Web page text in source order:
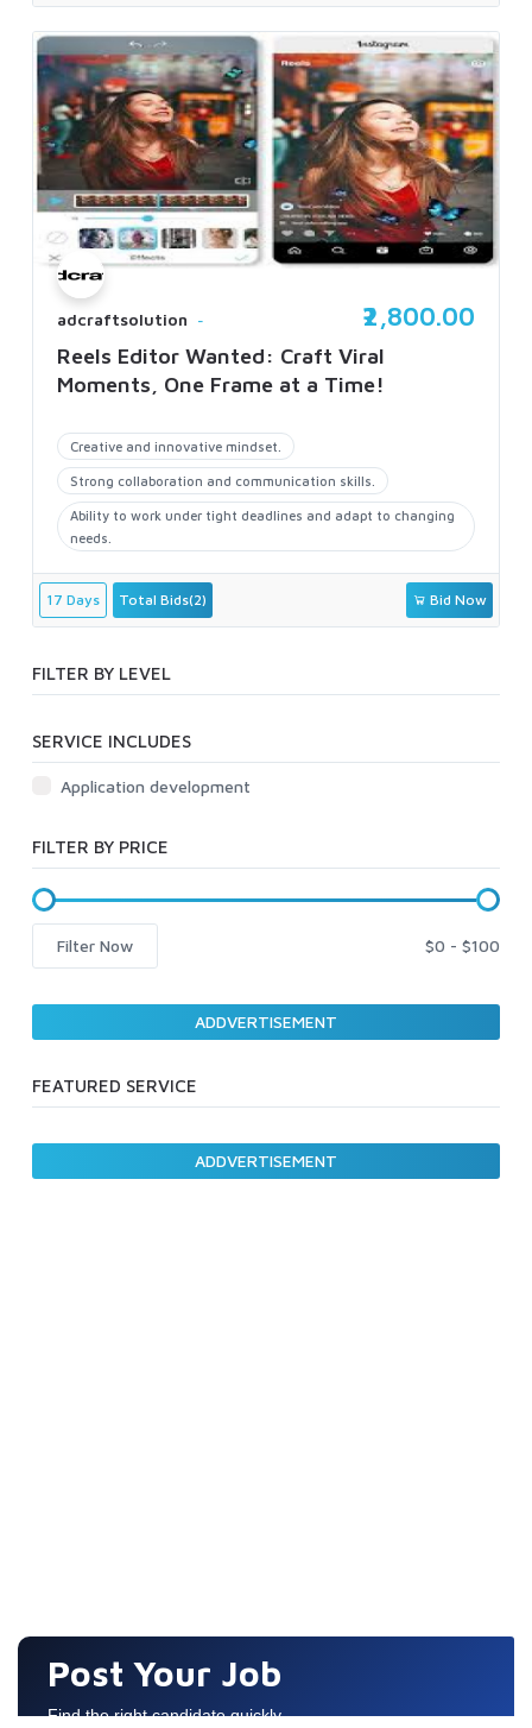
adcraftsolution ₹2,800.00
Creative and innovative mindset.
Strong collaboration and communication skills.
Ability to work under tight deadlines and adapt to changing
needs.
Reels Editor Wanted: Craft Viral
Moments, One Frame at a Time!
17 Days Total Bids(2) Bid Now
FILTER BY LEVEL
SERVICE INCLUDES
Application development
FILTER BY PRICE
Filter Now
ADDVERTISEMENT
FEATURED SERVICE
ADDVERTISEMENT
Post Your Job
Find the right candidate quickly